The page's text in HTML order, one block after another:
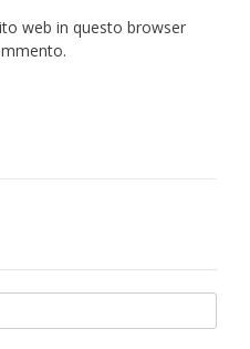
web in questo browser